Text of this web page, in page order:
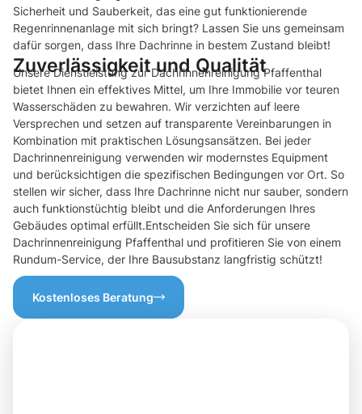
Sicherheit und Sauberkeit, das eine gut funktionierende
Regenrinnenanlage mit sich bringt? Lassen Sie uns gemeinsam
dafür sorgen, dass Ihre Dachrinne in bestem Zustand bleibt!
Zuverlässigkeit und Qualität
Unsere Dienstleistung zur Dachrinnenreinigung Pfaffenthal
bietet Ihnen ein effektives Mittel, um Ihre Immobilie vor teuren
Wasserschäden zu bewahren. Wir verzichten auf leere
Versprechen und setzen auf transparente Vereinbarungen in
Kombination mit praktischen Lösungsansätzen. Bei jeder
Dachrinnenreinigung verwenden wir modernstes Equipment
und berücksichtigen die spezifischen Bedingungen vor Ort. So
stellen wir sicher, dass Ihre Dachrinne nicht nur sauber, sondern
auch funktionstüchtig bleibt und die Anforderungen Ihres
Gebäudes optimal erfüllt.Entscheiden Sie sich für unsere
Dachrinnenreinigung Pfaffenthal und profitieren Sie von einem
Rundum-Service, der Ihre Bausubstanz langfristig schützt!
Kostenloses Beratung